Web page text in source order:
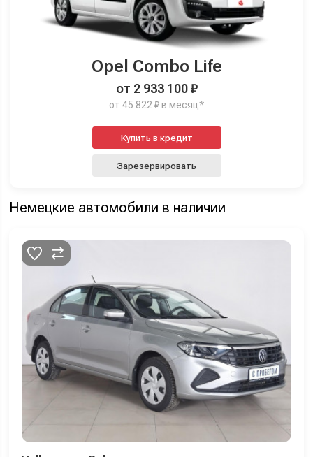
Opel Combo Life
от 2 933 100 ₽
от 45 822 ₽ в месяц*
Купить в кредит
Зарезервировать
Немецкие автомобили в наличии